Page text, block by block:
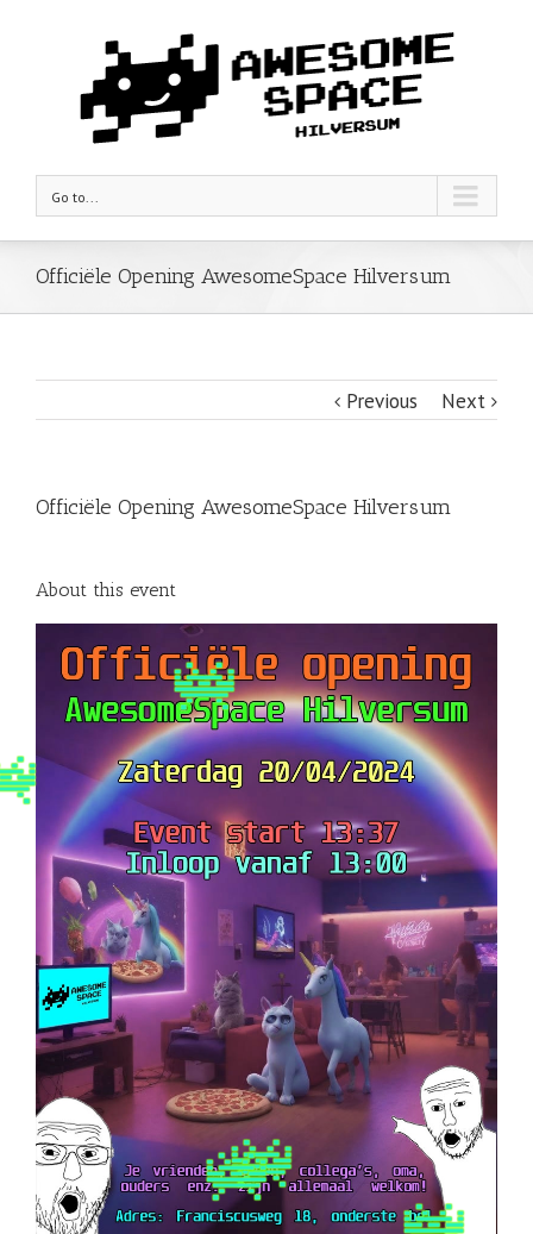
Go to...
Officiële Opening AwesomeSpace Hilversum
Previous Next
Officiële Opening AwesomeSpace Hilversum
About this event